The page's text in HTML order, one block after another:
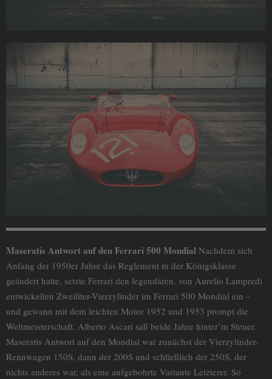
Maseratis Antwort auf den Ferrari 500 Mondial Nachdem sich
Anfang der 1950er Jahre das Reglement in der Königsklasse
geändert hatte, setzte Ferrari den legendären, von Aurelio Lampredi
entwickelten Zweiliter-Vierzylinder im Ferrari 500 Mondial ein –
und gewann mit dem leichten Motor 1952 und 1953 prompt die
Weltmeisterschaft. Alberto Ascari saß beide Jahre hinter’m Steuer.
Maseratis Antwort auf den Mondial war zunächst der Vierzylinder-
Rennwagen 150S, dann der 200S und schließlich der 250S, der
nichts anderes war, als eine aufgebohrte Variante Letzterer. So